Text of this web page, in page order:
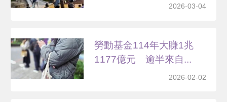
2026-03-04
勞動基金114年大賺1兆
1177億元 逾半來自...
2026-02-02